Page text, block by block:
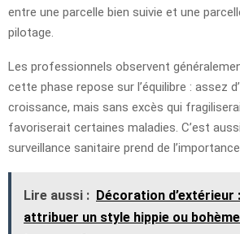
entre une parcelle bien suivie et une
pilotage.
Les professionnels observent
cette phase repose sur l’équilibre : assez
croissance, mais sans excès qui
favoriserait certaines maladies. C’est
surveillance sanitaire prend de l’importance.
Lire aussi : Décoration d’extérieur
attribuer un style hippie ou